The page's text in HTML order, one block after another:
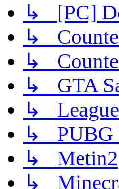
↳ [PC]
↳
↳
↳ GTA
↳ League
↳ PUBG
↳ Metin2
↳